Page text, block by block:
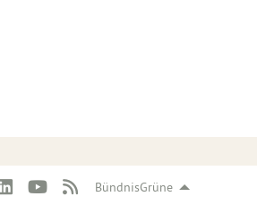
BündnisGrüne